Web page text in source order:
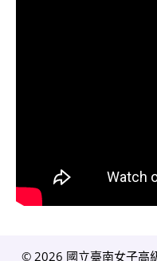
© 2026 國立臺南女子高